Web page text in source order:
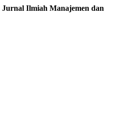
Jurnal Ilmiah Manajemen dan